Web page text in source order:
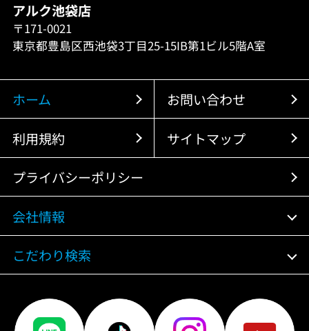
アルク池袋店
〒171-0021
東京都豊島区西池袋3丁目25-15IB第1ビル5階A室
ホーム お問い合わせ
利用規約 サイトマップ
プライバシーポリシー
会社情報
こだわり検索